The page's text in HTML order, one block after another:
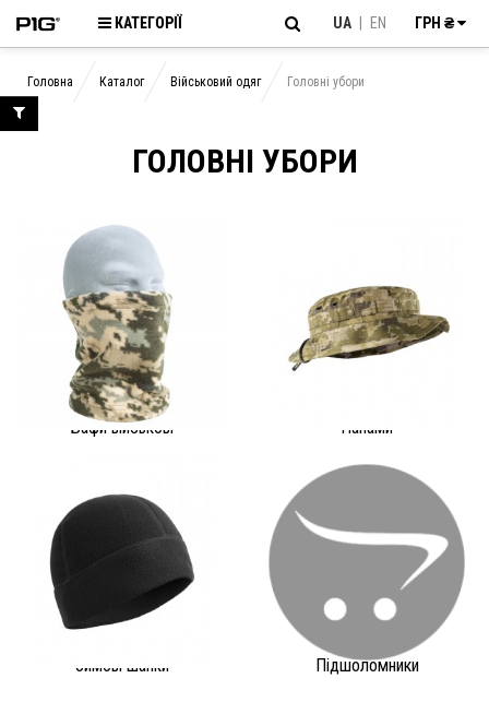
КАТЕГОРІЇ UA EN ГРН ₴
Головна Каталог Військовий одяг Головні убори
ГОЛОВНІ УБОРИ
Бафи військові Панами
Зимові шапки Підшоломники